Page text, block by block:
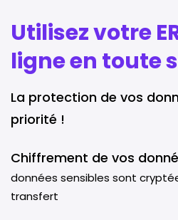
Utilisez votre
ligne en toute
La protection de vos
priorité !
Chiffrement de vos
données sensibles sont
transfert